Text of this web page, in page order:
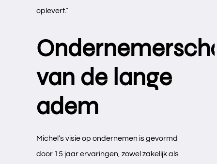
oplevert.”
van de lange
adem
Michel’s visie op ondernemen is gevormd
door 15 jaar ervaringen, zowel zakelijk als